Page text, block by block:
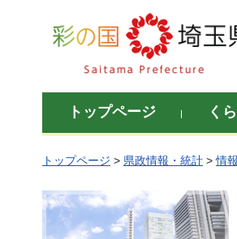
彩の国 埼玉県
トップページ く
トップページ > 県政情報・統計 >情